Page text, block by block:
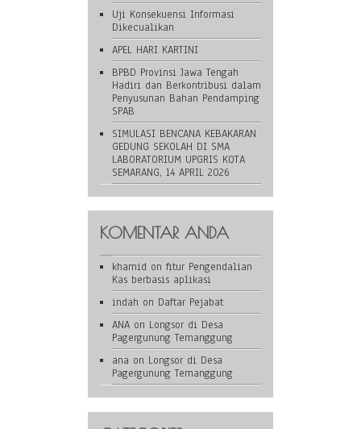
Uji Konsekuensi Informasi
Dikecualikan
APEL HARI KARTINI
BPBD Provinsi Jawa Tengah
Hadiri dan Berkontribusi dalam
Penyusunan Bahan Pendamping
SPAB
SIMULASI BENCANA KEBAKARAN
GEDUNG SEKOLAH DI SMA
LABORATORIUM UPGRIS KOTA
SEMARANG, 14 APRIL 2026
KOMENTAR ANDA
khamid on fitur Pengendalian
Kas berbasis aplikasi
indah on Daftar Pejabat
ANA on Longsor di Desa
Pagergunung Temanggung
ana on Longsor di Desa
Pagergunung Temanggung